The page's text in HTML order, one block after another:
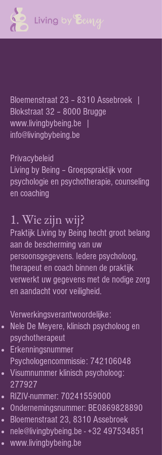
Bloemenstraat 23 – 8310 Assebroek |
Blokstraat 32 – 8000 Brugge
www.livingbybeing.be
info@livingbybeing.be
Privacybeleid
Living by Being – Groepspraktijk voor
psychologie en psychotherapie, counseling
en coaching
1. Wie zijn wij?
Praktijk Living by Being hecht groot belang
aan de bescherming van uw
persoonsgegevens. Iedere psycholoog,
therapeut en coach binnen de praktijk
verwerkt uw gegevens met de nodige zorg
en aandacht voor veiligheid.
Verwerkingsverantwoordelijke:
Nele De Meyere, klinisch psycholoog en
psychotherapeut
Erkenningsnummer
Psychologencommissie: 742106048
Visumnummer klinisch psycholoog:
277927
RIZIV-nummer: 70241559000
Ondernemingsnummer: BE0869828890
Bloemenstraat 23, 8310 Assebroek
nele@livingbybeing.be -+32 497534851
www.livingbybeing.be